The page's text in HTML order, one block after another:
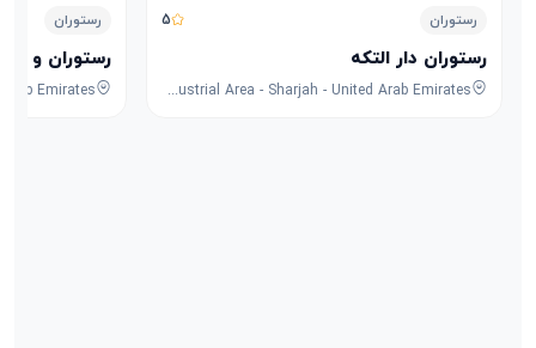
رستوران 5
رستوران دار التکه
8F53+FPG - University City Rd - Muwaileh Commercial - Industrial Area - Sharjah - United Arab Emirates
رستوران
رستوران و